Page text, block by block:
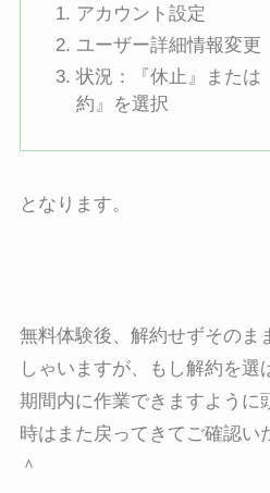
アカウント設定
ユーザー詳細情報変更
状況：『休止』または
約』を選択
となります。
無料体験後、解約せずそのま
しゃいますが、もし解約を選
期間内に作業できますように
時はまた戻ってきてご確認い
＾